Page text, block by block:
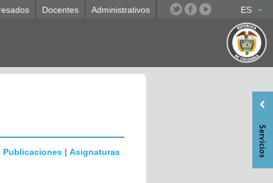
ES
Docentes Administrativos
Publicaciones | Asignaturas